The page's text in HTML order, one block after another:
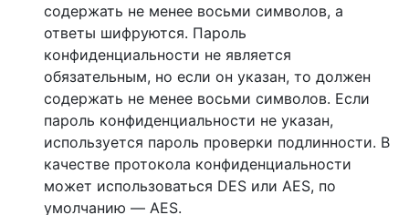
содержать не менее восьми символов, а
ответы шифруются. Пароль
конфиденциальности не является
обязательным, но если он указан, то должен
содержать не менее восьми символов. Если
пароль конфиденциальности не указан,
используется пароль проверки подлинности. В
качестве протокола конфиденциальности
может использоваться DES или AES, по
умолчанию — AES.